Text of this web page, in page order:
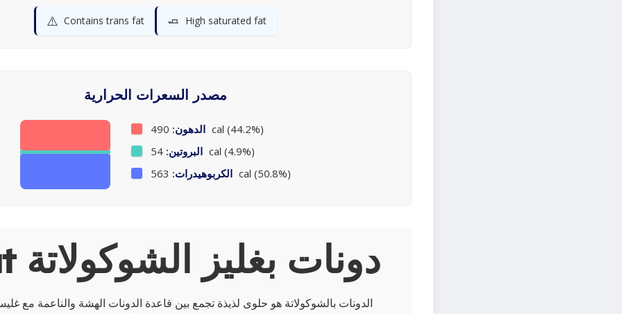
⚠️ Contains trans fat 🧈 High saturated fat
مصدر السعرات الحرارية
الدهون: 490 cal (44.2%)
البروتين: 54 cal (4.9%)
الكربوهيدرات: 563 cal (50.8%)
About دونات بغليز الشوكولاتة
الدونات بالشوكولاتة هو حلوى لذيذة تجمع بين قاعدة الدونات الهشة والناعمة مع